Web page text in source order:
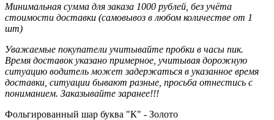
Минимальная сумма для заказа 1000 рублей, без учёта
стоимости доставки (самовывоз в любом количестве от 1
шт)
Уважаемые покупатели учитывайте пробки в часы пик.
Время доставок указано примерное, учитывая дорожную
ситуацию водитель может задержаться в указанное время
доставки, ситуации бывают разные, просьба отнестись с
пониманием. Заказывайте заранее!!!
Фольгированный шар буква "К" - Золото